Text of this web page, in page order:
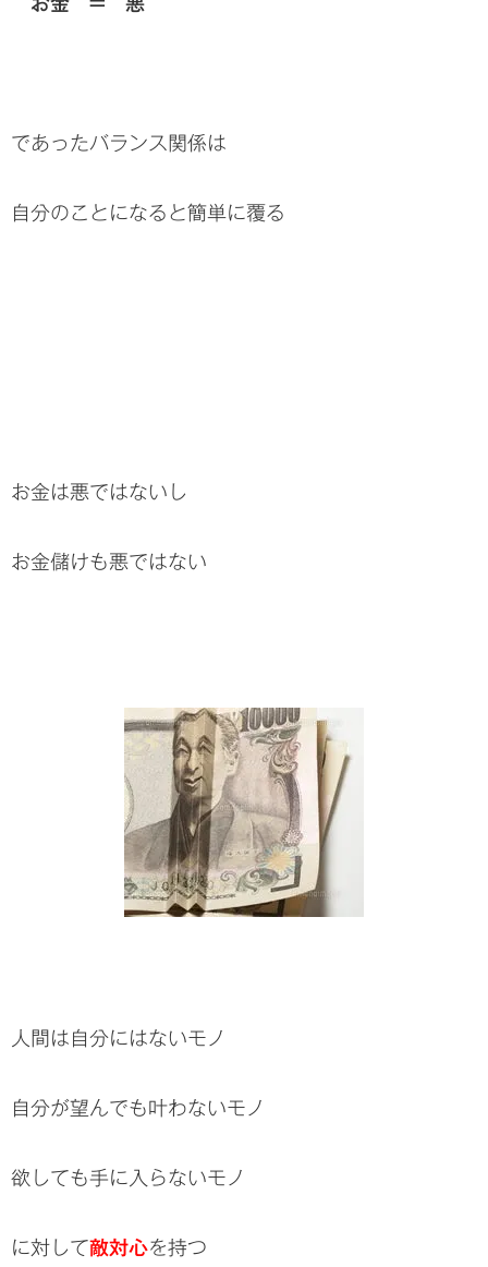
であったバランス関係は
自分のことになると簡単に覆る
お金は悪ではないし
お金儲けも悪ではない
人間は自分にはないモノ
自分が望んでも叶わないモノ
欲しても手に入らないモノ
に対して敵対心を持つ